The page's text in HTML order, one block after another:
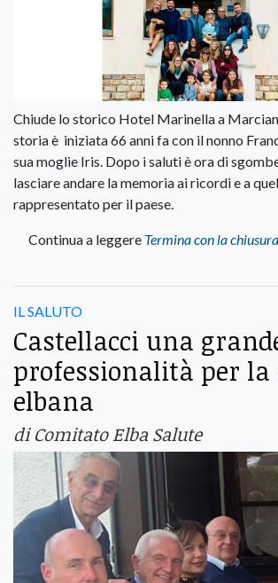
Chiude lo storico Hotel Marinella a
storia è iniziata 66 anni fa con il nonno
sua moglie Iris. Dopo i saluti è ora di
lasciare andare la memoria ai ricordi e a
rappresentato per il paese.
Continua a leggere Termina con la
IL SALUTO
Castellacci una
professionalità per
elbana
di Comitato Elba Salute